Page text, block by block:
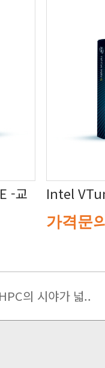
Intel
가격문
의 시야가 넓..
데이터도 안심하